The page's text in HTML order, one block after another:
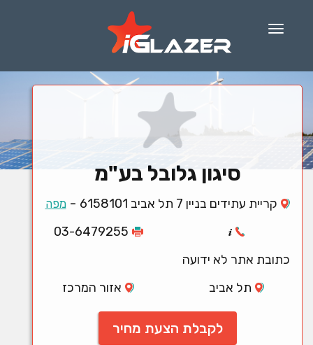
Menu
סיגון גלובל בע"מ
קריית עתידים בניין 7 תל אביב 6158101 -מפה
03-6479255
כתובת אתר לא ידועה
תל אביב
אזור המרכז
לקבלת הצעת מחיר